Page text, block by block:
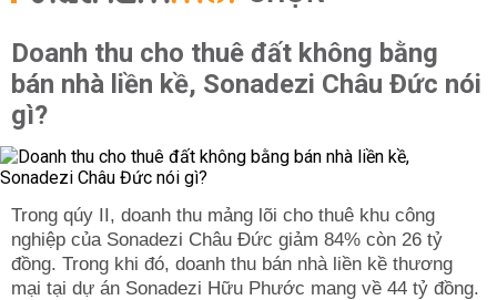
Doanh thu cho thuê đất không bằng
bán nhà liền kề, Sonadezi Châu Đức nói
gì?
Trong qúy II, doanh thu mảng lõi cho thuê khu công
nghiệp của Sonadezi Châu Đức giảm 84% còn 26 tỷ
đồng. Trong khi đó, doanh thu bán nhà liền kề thương
mại tại dự án Sonadezi Hữu Phước mang về 44 tỷ đồng.